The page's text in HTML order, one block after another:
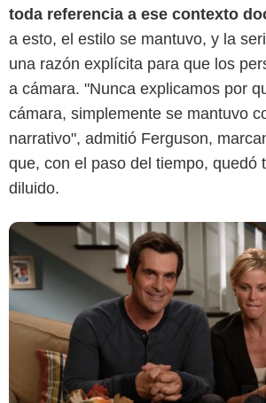
toda referencia a ese contexto
a esto, el estilo se mantuvo, y la
una razón explícita para que los
a cámara. "Nunca explicamos por
cámara, simplemente se mantuvo
narrativo", admitió Ferguson,
que, con el paso del tiempo, quedó
diluido.
Disney+